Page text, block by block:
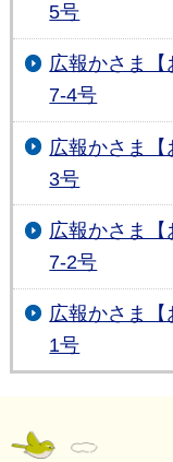
5号
広報かさま
7-4号
広報かさま
3号
広報かさま
7-2号
広報かさま
1号